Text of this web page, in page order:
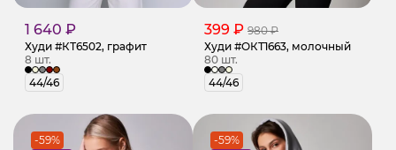
1 640 ₽
Худи #КТ6502, графит
8 шт.
44/46
399 ₽ 980 ₽
Худи #ОКТ1663, молочный
80 шт.
44/46
-59%
-59%